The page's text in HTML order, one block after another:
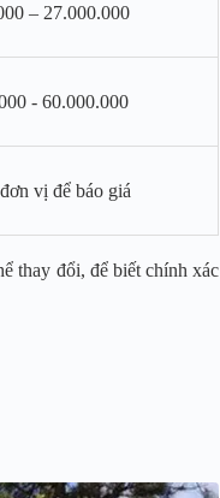
– 27.000.000
- 60.000.000
vị để báo giá
thay đổi, để biết chính xác